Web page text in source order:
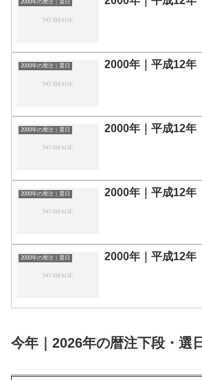
2000年の暦注｜選日
2000年の暦注｜選日 2000年｜平成12年
2000年の暦注｜選日 2000年｜平成12年
2000年の暦注｜選日 2000年｜平成12年
2000年の暦注｜選日 2000年｜平成12年
今年｜2026年の暦注下段・選日